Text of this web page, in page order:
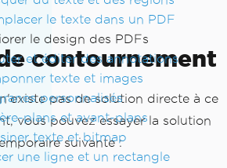
le texte dans un PDF
le design des PDFs
et éditer des annotations
texte et images
personnalisés
plans et avant-plans
texte et bitmap
une ligne et un rectangle
contournement
pas de solution directe à ce
vous pouvez essayer la solution
suivante :